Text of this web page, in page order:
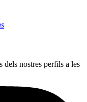
dels nostres perfils a les